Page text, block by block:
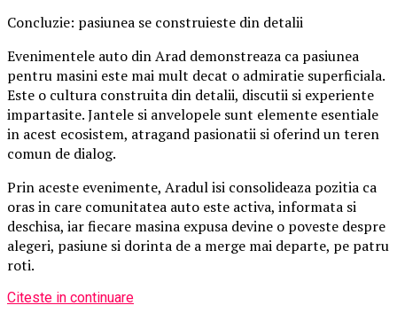
Concluzie: pasiunea se construieste din detalii
Evenimentele auto din Arad demonstreaza ca pasiunea
pentru masini este mai mult decat o admiratie superficiala.
Este o cultura construita din detalii, discutii si experiente
impartasite. Jantele si anvelopele sunt elemente esentiale
in acest ecosistem, atragand pasionatii si oferind un teren
comun de dialog.
Prin aceste evenimente, Aradul isi consolideaza pozitia ca
oras in care comunitatea auto este activa, informata si
deschisa, iar fiecare masina expusa devine o poveste despre
alegeri, pasiune si dorinta de a merge mai departe, pe patru
roti.
Citeste in continuare